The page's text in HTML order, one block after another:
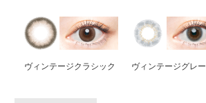
ヴィンテージクラシック ヴィンテージグレー